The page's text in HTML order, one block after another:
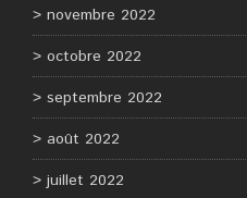
novembre 2022
octobre 2022
septembre 2022
août 2022
juillet 2022